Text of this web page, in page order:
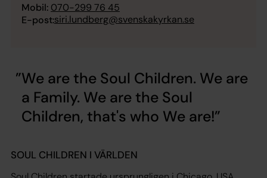
Mobil: 070-299 76 45
E-post:siri.lundberg@svenskakyrkan.se
We are the Soul Children. We are
a Family. We are the Soul
Children, that's who We are!
SOUL CHILDREN I VÄRLDEN